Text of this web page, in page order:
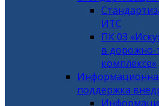
ИТС
ПК 03
в дорожно-
комплексе»
поддержка